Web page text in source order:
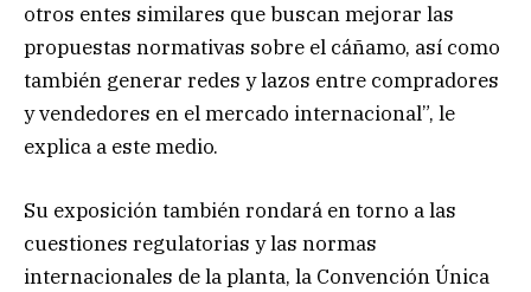
otros entes similares que buscan mejorar las
propuestas normativas sobre el cáñamo, así como
también generar redes y lazos entre compradores
y vendedores en el mercado internacional”, le
explica a este medio.
Su exposición también rondará en torno a las
cuestiones regulatorias y las normas
internacionales de la planta, la Convención Única